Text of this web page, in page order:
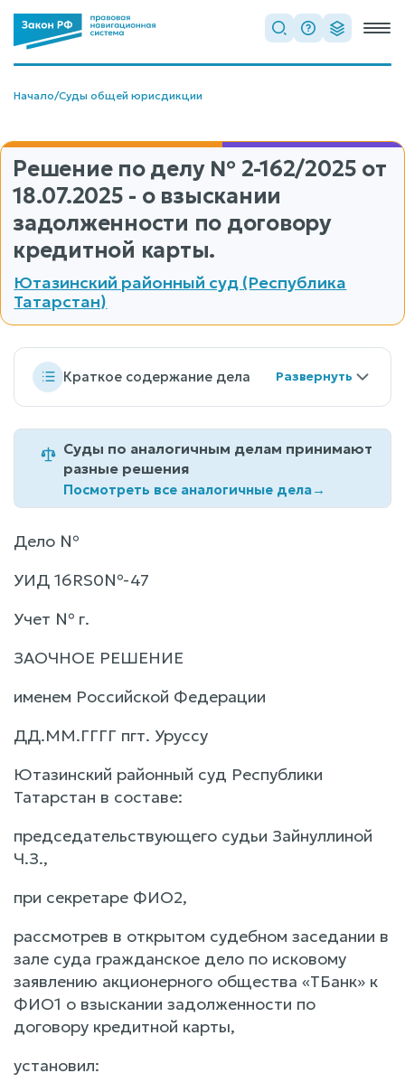
Начало/Суды общей юрисдикции
Решение по делу № 2-162/2025 от
18.07.2025 - о взыскании
задолженности по договору
кредитной карты.
Ютазинский районный суд (Республика
Татарстан)
Краткое содержание дела
Суды по аналогичным делам принимают
разные решения
Посмотреть все аналогичные дела→
Дело №
УИД 16RS0№-47
Учет № г.
ЗАОЧНОЕ РЕШЕНИЕ
именем Российской Федерации
ДД.ММ.ГГГГ пгт. Уруссу
Ютазинский районный суд Республики
Татарстан в составе:
председательствующего судьи Зайнуллиной
Ч.З.,
при секретаре ФИО2,
рассмотрев в открытом судебном заседании в
зале суда гражданское дело по исковому
заявлению акционерного общества «ТБанк» к
ФИО1 о взыскании задолженности по
договору кредитной карты,
установил: